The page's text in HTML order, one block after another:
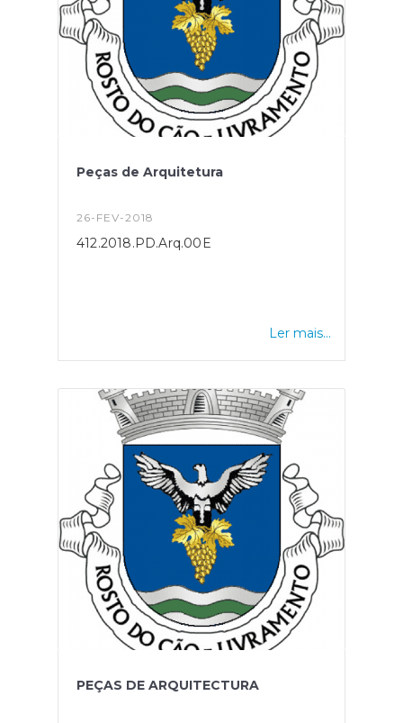
Peças de Arquitetura
26-FEV-2018
412.2018.PD.Arq.00E
Ler mais...
PEÇAS DE ARQUITECTURA